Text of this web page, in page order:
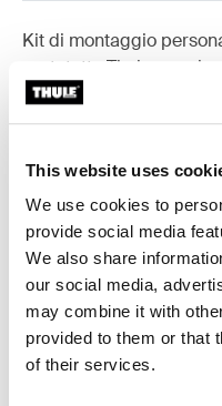
This website uses
We use cookies to
provide social media
We also share
our social media,
may combine it with
provided to them or that
of their services.
Kit di montaggio
portatutto Thule su
Toggle
Tutte le
Toggle
Specifiche
Toggle guides and
Istruzioni